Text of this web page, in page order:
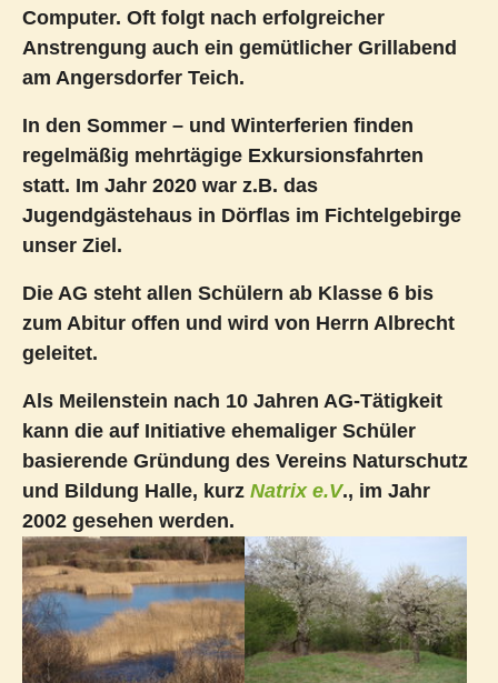
Computer. Oft folgt nach erfolgreicher
Anstrengung auch ein gemütlicher Grillabend
am Angersdorfer Teich.
In den Sommer – und Winterferien finden
regelmäßig mehrtägige Exkursionsfahrten
statt. Im Jahr 2020 war z.B. das
Jugendgästehaus in Dörflas im Fichtelgebirge
unser Ziel.
Die AG steht allen Schülern ab Klasse 6 bis
zum Abitur offen und wird von Herrn Albrecht
geleitet.
Als Meilenstein nach 10 Jahren AG-Tätigkeit
kann die auf Initiative ehemaliger Schüler
basierende Gründung des Vereins Naturschutz
und Bildung Halle, kurz Natrix e.V., im Jahr
2002 gesehen werden.